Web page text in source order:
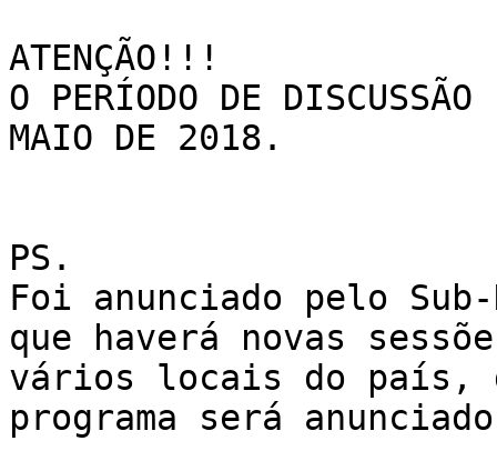
ATENÇÃO!!!
O PERÍODO DE
MAIO DE 2018.
PS.
Foi anunciado pelo
que haverá novas
vários locais do país,
programa será